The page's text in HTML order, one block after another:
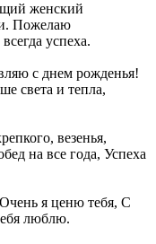
женский
Пожелаю
успеха.
с днем рожденья!
света и тепла,
везенья,
на все года, Успеха
я ценю тебя, С
люблю.